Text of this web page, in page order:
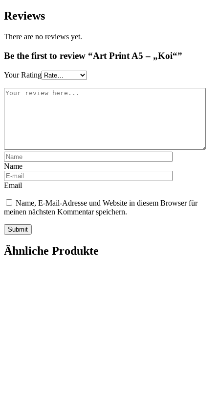
Reviews
There are no reviews yet.
Be the first to review “Art Print A5 – „Koi“”
Your Rating
Name
Email
Name, E-Mail-Adresse und Website in diesem Browser für
meinen nächsten Kommentar speichern.
Ähnliche Produkte